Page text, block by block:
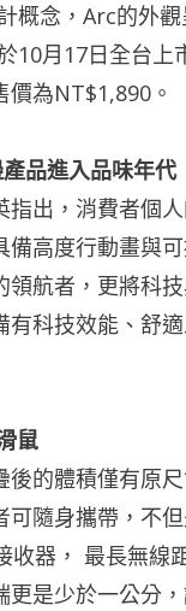
念，Arc的外
月17日全台上
為NT$1,890。
品進入品味年代
出，消費者個
高度行動畫與
航者，更將科
科技效能、舒
鼠
的體積僅有原
隨身攜帶，不
器， 最長無線
是少於一公分